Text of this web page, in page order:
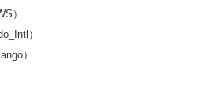
）
）
）